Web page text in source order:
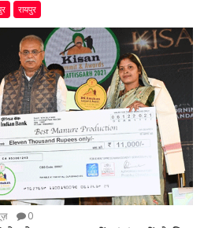
रायपुर
0